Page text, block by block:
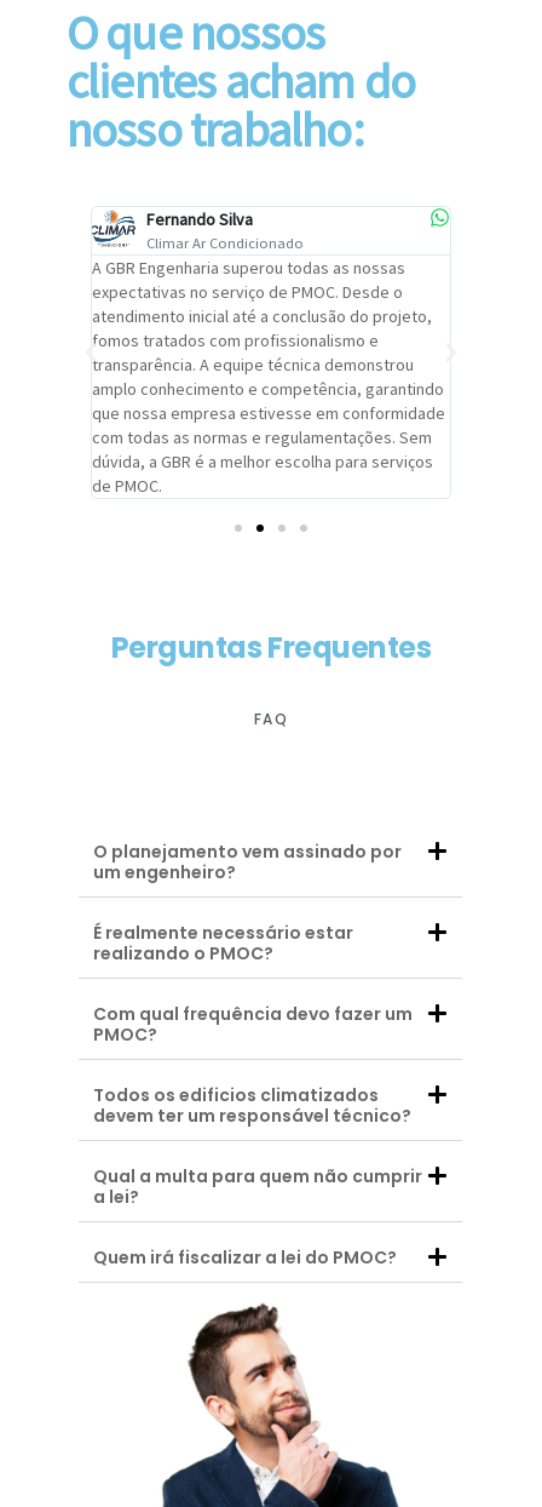
O que nossos
clientes acham do
nosso trabalho:
Fernando Silva
Climar Ar Condicionado
A GBR Engenharia superou todas as nossas
expectativas no serviço de PMOC. Desde o
atendimento inicial até a conclusão do projeto,
fomos tratados com profissionalismo e
transparência. A equipe técnica demonstrou
amplo conhecimento e competência, garantindo
que nossa empresa estivesse em conformidade
com todas as normas e regulamentações. Sem
dúvida, a GBR é a melhor escolha para serviços
de PMOC.
Perguntas Frequentes
FAQ
O planejamento vem assinado por
um engenheiro?
É realmente necessário estar
realizando o PMOC?
Com qual frequência devo fazer um
PMOC?
Todos os edificios climatizados
devem ter um responsável técnico?
Qual a multa para quem não cumprir
a lei?
Quem irá fiscalizar a lei do PMOC?